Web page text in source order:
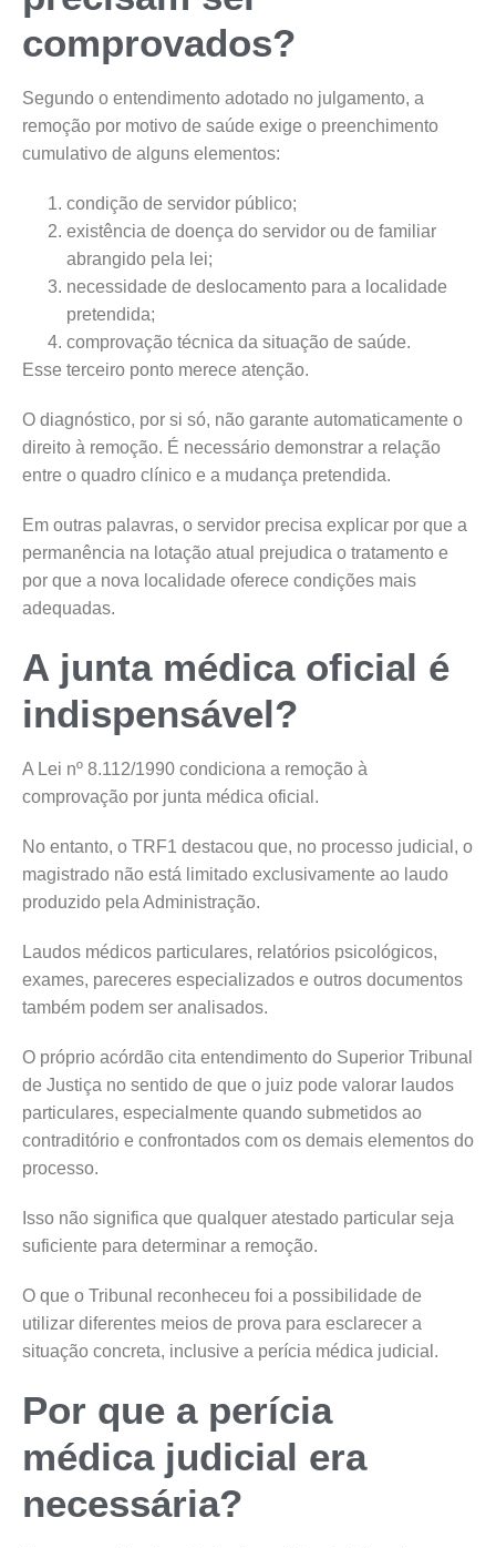
comprovados?
Segundo o entendimento adotado no julgamento, a
remoção por motivo de saúde exige o preenchimento
cumulativo de alguns elementos:
condição de servidor público;
existência de doença do servidor ou de familiar
abrangido pela lei;
necessidade de deslocamento para a localidade
pretendida;
comprovação técnica da situação de saúde.
Esse terceiro ponto merece atenção.
O diagnóstico, por si só, não garante automaticamente o
direito à remoção. É necessário demonstrar a relação
entre o quadro clínico e a mudança pretendida.
Em outras palavras, o servidor precisa explicar por que a
permanência na lotação atual prejudica o tratamento e
por que a nova localidade oferece condições mais
adequadas.
A junta médica oficial é
indispensável?
A Lei nº 8.112/1990 condiciona a remoção à
comprovação por junta médica oficial.
No entanto, o TRF1 destacou que, no processo judicial, o
magistrado não está limitado exclusivamente ao laudo
produzido pela Administração.
Laudos médicos particulares, relatórios psicológicos,
exames, pareceres especializados e outros documentos
também podem ser analisados.
O próprio acórdão cita entendimento do Superior Tribunal
de Justiça no sentido de que o juiz pode valorar laudos
particulares, especialmente quando submetidos ao
contraditório e confrontados com os demais elementos do
processo.
Isso não significa que qualquer atestado particular seja
suficiente para determinar a remoção.
O que o Tribunal reconheceu foi a possibilidade de
utilizar diferentes meios de prova para esclarecer a
situação concreta, inclusive a perícia médica judicial.
Por que a perícia
médica judicial era
necessária?